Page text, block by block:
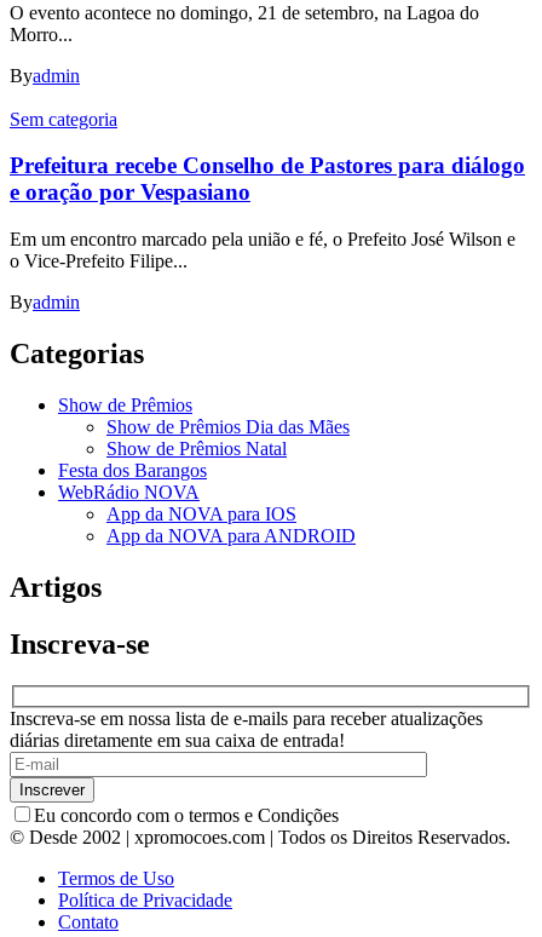
O evento acontece no domingo, 21 de setembro, na Lagoa do
Morro...
Byadmin
Sem categoria
Prefeitura recebe Conselho de Pastores para diálogo
e oração por Vespasiano
Em um encontro marcado pela união e fé, o Prefeito José Wilson e
o Vice-Prefeito Filipe...
Byadmin
Categorias
Show de Prêmios
Show de Prêmios Dia das Mães
Show de Prêmios Natal
Festa dos Barangos
WebRádio NOVA
App da NOVA para IOS
App da NOVA para ANDROID
Artigos
Inscreva-se
Inscreva-se em nossa lista de e-mails para receber atualizações
diárias diretamente em sua caixa de entrada!
Eu concordo com o termos e Condições
© Desde 2002 | xpromocoes.com | Todos os Direitos Reservados.
Termos de Uso
Política de Privacidade
Contato